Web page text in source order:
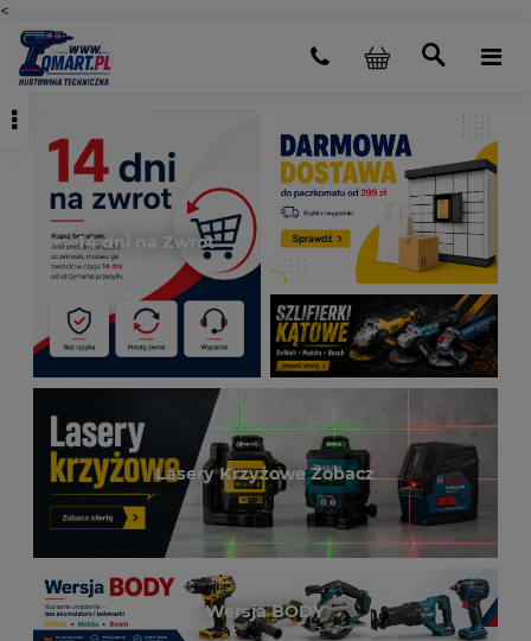
<
14 dni na Zwrot
Lasery Krzyżowe Zobacz
Wersja BODY